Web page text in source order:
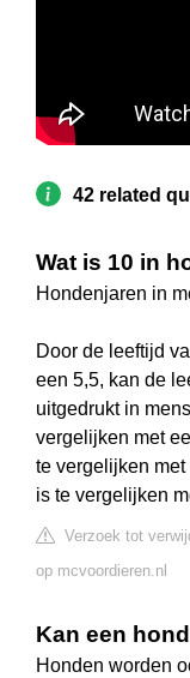
42 related
Wat is 10 in
Hondenjaren in
Door de leeftijd
een 5,5, kan de
uitgedrukt in
vergelijken met
te vergelijken
is te vergelijken
Verzoek tot
op mcvoordieren.nl
Kan een
Honden worden